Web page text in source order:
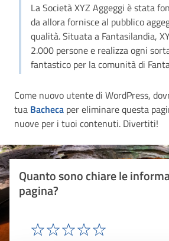
La Società XYZ Aggeggi è stata
da allora fornisce al pubblico
qualità. Situata a Fantasilandia,
2.000 persone e realizza ogni
fantastico per la comunità di
Come nuovo utente di WordPress,
tua Bacheca per eliminare questa
nuove per i tuoi contenuti. Divertiti!
Quanto sono chiare le
pagina?